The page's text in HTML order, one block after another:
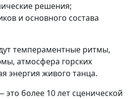
решения;
и основного состава
темпераментные ритмы,
атмосфера горских
энергия живого танца.
более 10 лет сценической